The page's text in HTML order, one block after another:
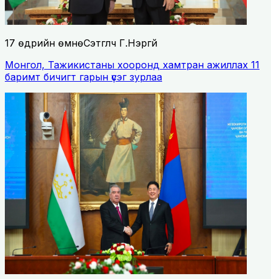
17 өдрийн өмнөСэтгүүлч Г.Нэргүй
Монгол, Тажикистаны хооронд хамтран ажиллах 11
баримт бичигт гарын үсэг зурлаа